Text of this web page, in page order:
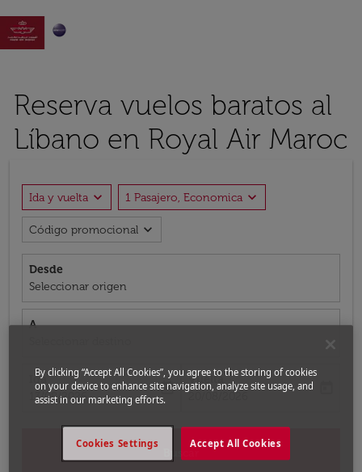

Reserva vuelos baratos al
Líbano en Royal Air Maroc
Ida y vuelta expand_more 1 Pasajero, Economica expand_more
Código promocional expand_more
Desde
Seleccionar origen
A
Ida
fc-booking-departure-date-aria-label
13/08/2026
today
Vuelta
fc-booking-return-date-aria-label
20/08/2026
By clicking “Accept All Cookies”, you agree to the storing of cookies
on your device to enhance site navigation, analyze site usage, and
assist in our marketing efforts.
Accept All Cookies
Cookies Settings